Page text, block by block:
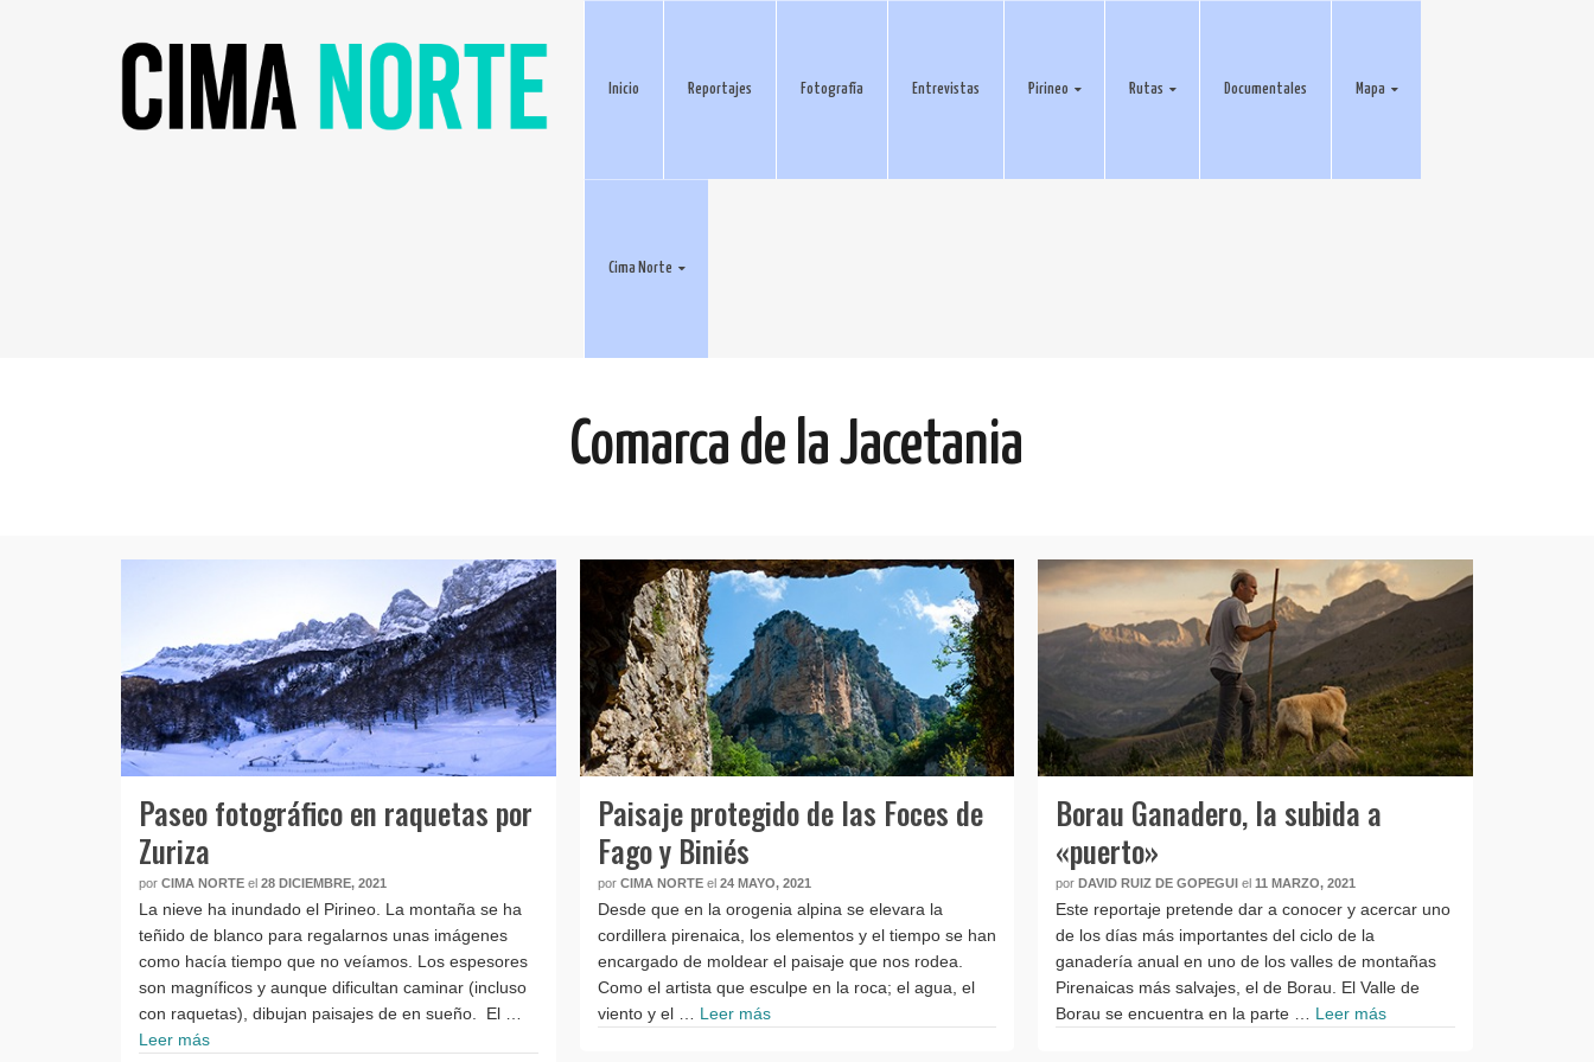
Inicio Reportajes Fotografía Entrevistas Pirineo Rutas Documentales Mapa
Cima Norte
Comarca de la Jacetania
Paseo fotográfico en raquetas por
Zuriza
por CIMA NORTE el 28 DICIEMBRE, 2021
La nieve ha inundado el Pirineo. La montaña se ha
teñido de blanco para regalarnos unas imágenes
como hacía tiempo que no veíamos. Los espesores
son magníficos y aunque dificultan caminar (incluso
con raquetas), dibujan paisajes de en sueño. El …
Leer más
Paisaje protegido de las Foces de
Fago y Biniés
por CIMA NORTE el 24 MAYO, 2021
Desde que en la orogenia alpina se elevara la
cordillera pirenaica, los elementos y el tiempo se han
encargado de moldear el paisaje que nos rodea.
Como el artista que esculpe en la roca; el agua, el
viento y el … Leer más
Borau Ganadero, la subida a
«puerto»
por DAVID RUIZ DE GOPEGUI el11 MARZO, 2021
Este reportaje pretende dar a conocer y acercar uno
de los días más importantes del ciclo de la
ganadería anual en uno de los valles de montañas
Pirenaicas más salvajes, el de Borau. El Valle de
Borau se encuentra en la parte … Leer más